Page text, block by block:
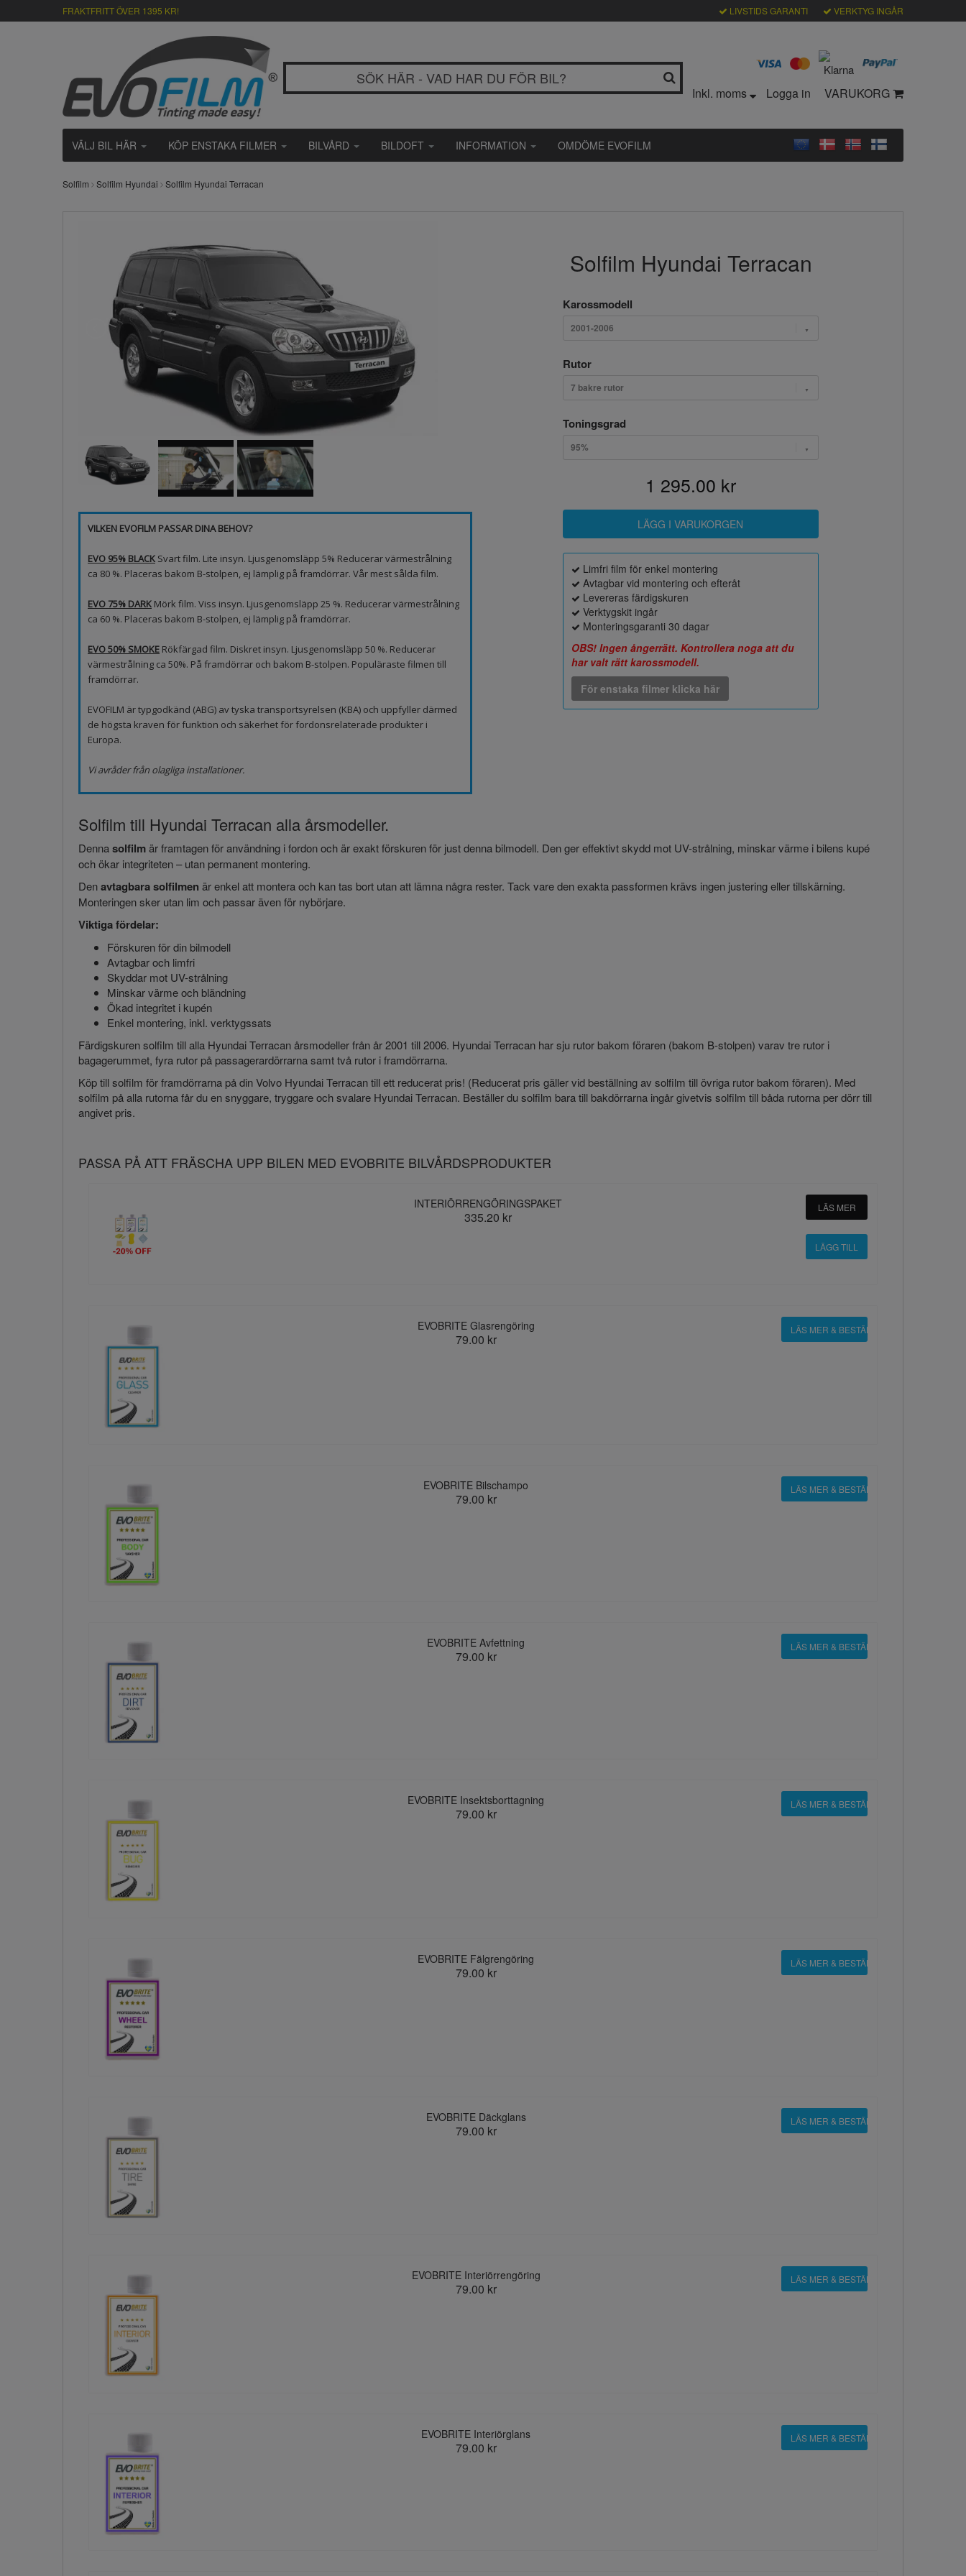
FRAKTFRITT ÖVER 1395 KR! LIVSTIDS GARANTI VERKTYG INGÅR
Inkl. moms Logga in VARUKORG
VÄLJ BIL HÄR KÖP ENSTAKA FILMER BILVÅRD BILDOFT INFORMATION OMDÖME EVOFILM
Solfilm Solfilm Hyundai Solfilm Hyundai Terracan
VILKEN EVOFILM PASSAR DINA BEHOV?
EVO 95% BLACK Svart film. Lite insyn. Ljusgenomsläpp 5% Reducerar värmestrålning
ca 80 %. Placeras bakom B-stolpen, ej lämplig på framdörrar. Vår mest sålda film.
EVO 75% DARK Mörk film. Viss insyn. Ljusgenomsläpp 25 %. Reducerar värmestrålning
ca 60 %. Placeras bakom B-stolpen, ej lämplig på framdörrar.
EVO 50% SMOKE Rökfärgad film. Diskret insyn. Ljusgenomsläpp 50 %. Reducerar
värmestrålning ca 50%. På framdörrar och bakom B-stolpen. Populäraste filmen till
framdörrar.
EVOFILM är typgodkänd (ABG) av tyska transportsyrelsen (KBA) och uppfyller därmed
de högsta kraven för funktion och säkerhet för fordonsrelaterade produkter i
Europa.
Vi avråder från olagliga installationer.
Solfilm Hyundai Terracan
Karossmodell
2001-2006
Rutor
7 bakre rutor
Toningsgrad
95%
1 295.00 kr
Limfri film för enkel montering
Avtagbar vid montering och efteråt
Levereras färdigskuren
Verktygskit ingår
Monteringsgaranti 30 dagar
OBS! Ingen ångerrätt. Kontrollera noga att du
har valt rätt karossmodell.
För enstaka filmer klicka här
Solfilm till Hyundai Terracan alla årsmodeller.
Dennasolfilmär framtagen för användning i fordon och är exakt förskuren för just denna bilmodell. Den ger effektivt skydd mot UV-strålning, minskar värme i bilens kupé
och ökar integriteten – utan permanent montering.
Denavtagbara solfilmen är enkel att montera och kan tas bort utan att lämna några rester. Tack vare den exakta passformen krävs ingen justering eller tillskärning.
Monteringen sker utan lim och passar även för nybörjare.
Viktiga fördelar:
Förskuren för din bilmodell
Avtagbar och limfri
Skyddar mot UV-strålning
Minskar värme och bländning
Ökad integritet i kupén
Enkel montering, inkl. verktygssats
Färdigskuren solfilm till alla Hyundai Terracan årsmodeller från år 2001 till 2006. Hyundai Terracan har sju rutor bakom föraren (bakom B-stolpen) varav tre rutor i
bagagerummet, fyra rutor på passagerardörrarna samt två rutor i framdörrarna.
Köp till solfilm för framdörrarna på din Volvo Hyundai Terracan till ett reducerat pris! (Reducerat pris gäller vid beställning av solfilm till övriga rutor bakom föraren). Med
solfilm på alla rutorna får du en snyggare, tryggare och svalare Hyundai Terracan. Beställer du solfilm bara till bakdörrarna ingår givetvis solfilm till båda rutorna per dörr till
angivet pris.
PASSA PÅ ATT FRÄSCHA UPP BILEN MED EVOBRITE BILVÅRDSPRODUKTER
INTERIÖRRENGÖRINGSPAKET
335.20 kr
LÄS MER
EVOBRITE Glasrengöring
79.00 kr
LÄS MER & BESTÄLL
EVOBRITE Bilschampo
79.00 kr
LÄS MER & BESTÄLL
EVOBRITE Avfettning
79.00 kr
LÄS MER & BESTÄLL
EVOBRITE Insektsborttagning
79.00 kr
LÄS MER & BESTÄLL
EVOBRITE Fälgrengöring
79.00 kr
LÄS MER & BESTÄLL
EVOBRITE Däckglans
79.00 kr
LÄS MER & BESTÄLL
EVOBRITE Interiörrengöring
79.00 kr
LÄS MER & BESTÄLL
EVOBRITE Interiörglans
79.00 kr
LÄS MER & BESTÄLL